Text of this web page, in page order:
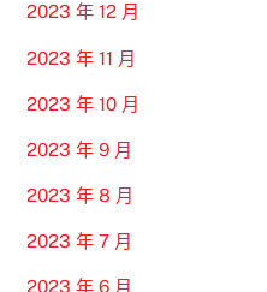
2023 年 12 月
2023 年 11 月
2023 年 10 月
2023 年 9 月
2023 年 8 月
2023 年 7 月
2023 年 6 月